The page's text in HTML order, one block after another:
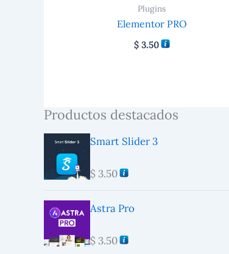
Plugins
Elementor PRO
$3.50
Productos destacados
Smart Slider 3
$ 3.50
Astra Pro
$ 3.50